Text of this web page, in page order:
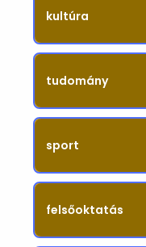
kultúra
tudomány
sport
felsőoktatás